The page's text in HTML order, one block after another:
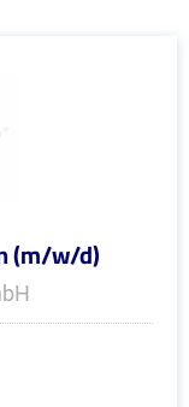
(m/w/d)